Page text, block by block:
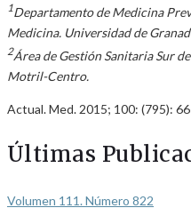
1Departamento de Medicina
Medicina. Universidad de
2Área de Gestión Sanitaria Sur
Motril-Centro.
Actual. Med. 2015; 100: (795):
Últimas
Volumen 111. Número 822